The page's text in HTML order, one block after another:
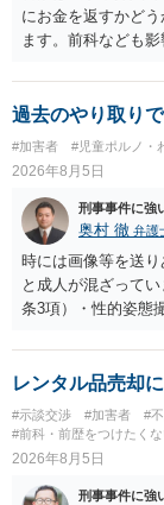
にお金を返すかど
ます。前科なども
過去のやり取り
#加害者 #児童ポルノ・
2026年8月5日
刑事事件に強
奥村 徹 弁護
時には画像等を送
と成人が混ざって
条3項）・性的姿態
で、警察にバレれ
レンタル品売却
#示談交渉 #加害者 #
#前科・前歴をつけたくな
2026年8月5日
刑事事件に強